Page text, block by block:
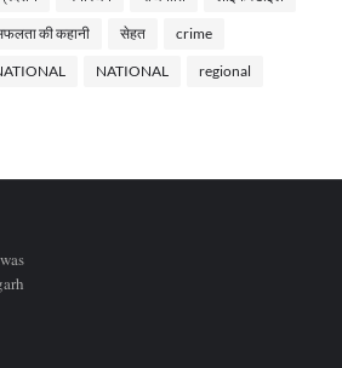
की कहानी सेहत crime
NATIONAL regional